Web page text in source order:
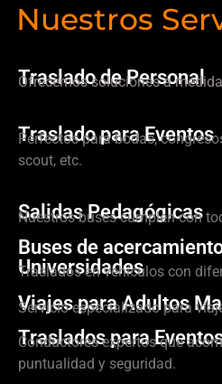
Nuestros
Traslado de Personal
Ofrecemos soluciones a
Traslado para Eventos
Perfectos para bodas,
scout, etc.
Salidas Pedagógicas
Nuestros buses cumplen con
Buses de
Universidades
Traslados en vehículos con
Viajes para Adultos
Servicio especializado para
Traslados para
Conductores expertos que
puntualidad y seguridad.